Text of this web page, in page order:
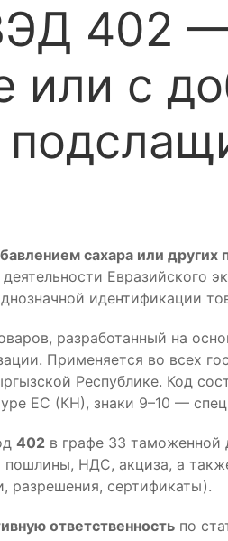
402
или с
сахара или
идентификации
разработанный на
Применяется во всех
Республике. Код
ЕС (КН), знаки 9–10 —
402 в графе 33 таможенной
НДС, акциза, а
разрешения, сертификаты).
ответственность по